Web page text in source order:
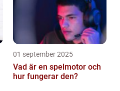
01 september 2025
Vad är en spelmotor och
hur fungerar den?